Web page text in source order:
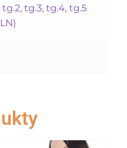
tg.2,tg.3,tg.4,tg.5